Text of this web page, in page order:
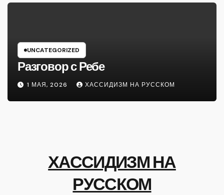
UNCATEGORIZED
Разговор с Ребе
1 МАЯ, 2026 ХАССИДИЗМ НА РУССКОМ
ХАССИДИЗМ НА
РУССКОМ